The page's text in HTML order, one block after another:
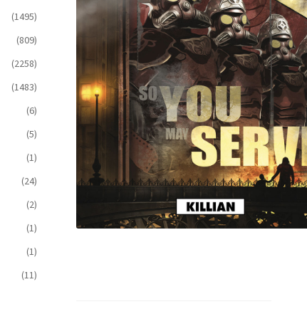
(1495)
(809)
(2258)
(1483)
(6)
(5)
(1)
(24)
(2)
(1)
(1)
(11)